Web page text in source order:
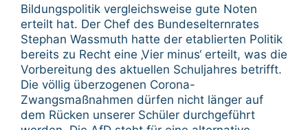
Bildungspolitik vergleichsweise gute Noten
erteilt hat. Der Chef des Bundeselternrates
Stephan Wassmuth hatte der etablierten Politik
bereits zu Recht eine ‚Vier minus‘ erteilt, was die
Vorbereitung des aktuellen Schuljahres betrifft.
Die völlig überzogenen Corona-
Zwangsmaßnahmen dürfen nicht länger auf
dem Rücken unserer Schüler durchgeführt